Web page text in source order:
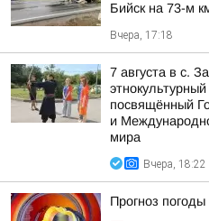
Бийск на 73-м
Вчера, 17:18
7 августа в с.
посвящённый
и
мира
Вчера, 18:22
Прогноз